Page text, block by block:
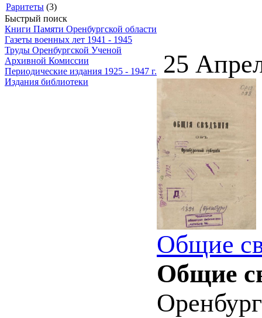
Раритеты (3)
Быстрый поиск
Книги Памяти Оренбургской области
Газеты военных лет 1941 - 1945
Труды Оренбургской Ученой
Архивной Комиссии
Периодические издания 1925 - 1947 г.
Издания библиотеки
25
Общие
Общие